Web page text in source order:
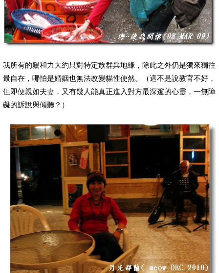
我所有的親和力大約只對特定族群與地緣，除此之外仍是獨來獨往
最自在，哪怕是婚姻也無法改變貓性使然。（這不是說教官不好，
但即便親如夫妻，又有幾人能真正進入對方最深邃的心靈，一無障
礙的訴說與傾聽？）